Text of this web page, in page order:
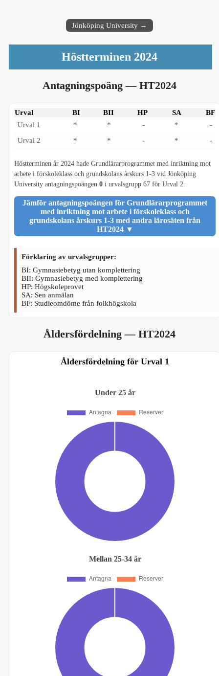
Jönköping University →
Höstterminen 2024
Antagningspoäng— HT2024
Urval BI BII HP SA
BF
Urval 1
* * - *
-
Urval 2
* * - * -
Höstterminen år 2024 hade Grundlärarprogrammet med inriktning mot
arbete i förskoleklass och grundskolans årskurs 1-3 vid Jönköping
University antagningspoängen 0 i urvalsgrupp 67 för Urval 2.
Jämför antagningspoängen för Grundlärarprogrammet
med inriktning mot arbete i förskoleklass och
grundskolans årskurs 1-3 med andra lärosäten från
HT2024▼
Förklaring av urvalsgrupper:
BI: Gymnasiebetyg utan komplettering
BII: Gymnasiebetyg med komplettering
HP: Högskoleprovet
SA: Sen anmälan
BF: Studieomdöme från folkhögskola
Åldersfördelning— HT2024
Åldersfördelning för Urval 1
Under 25 år
Mellan 25-34 år